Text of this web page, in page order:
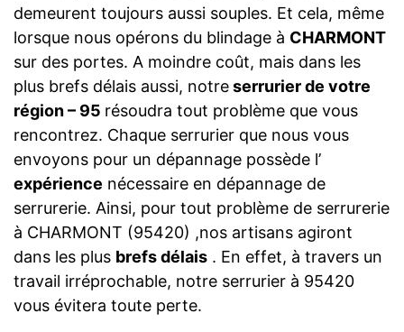
demeurent toujours aussi souples. Et cela, même
lorsque nous opérons du blindage à CHARMONT
sur des portes. A moindre coût, mais dans les
plus brefs délais aussi, notreserrurier de votre
région – 95 résoudra tout problème que vous
rencontrez. Chaque serrurier que nous vous
envoyons pour un dépannage possède l’
expérience nécessaire en dépannage de
serrurerie. Ainsi, pour tout problème de serrurerie
à CHARMONT (95420) ,nos artisans agiront
dans les plus brefs délais . En effet, à travers un
travail irréprochable, notre serrurier à 95420
vous évitera toute perte.